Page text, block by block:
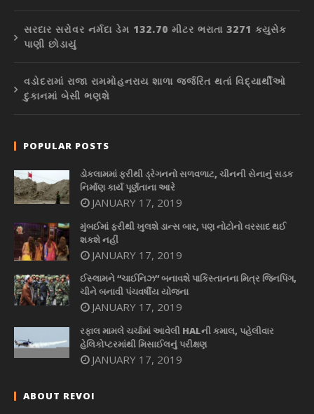
સરદાર સરોવર નર્મદા ડેમ 132.70 મીટર ભરાતા 3271 ક્યુસેક
પાણી છોડાયું
વડોદરામાં રાજા રામમોહનરાય શાળા જર્જરિત થતાં વિદ્યાર્થીઓ
દુકાનમાં બેસી ભણશે
POPULAR POSTS
ડોકલામમાં ફરીથી ડ્રેગનનો સળવળાટ, ચીનની સેનાનું સડક
નિર્માણ કાર્ય પૂર્ણતાના આરે
JANUARY 17, 2019
મુંબઈમાં ફરીથી ખુલશે ડાન્સ બાર, પણ નોટોનો વરસાદ થઈ
શકશે નહીં
JANUARY 17, 2019
ઈસ્લામને “ચાઈનિઝ” બનાવશે પાકિસ્તાનના મિત્ર જિનપિંગ,
ચીને બનાવી પંચવર્ષીય યોજના
JANUARY 17, 2019
રફાલ મામલે ચર્ચામાં આવેલી HALની કમાલ, પહેલીવાર
હેલિકોપ્ટરમાંથી મિસાઈલનું પરીક્ષણ
JANUARY 17, 2019
ABOUT REVOI